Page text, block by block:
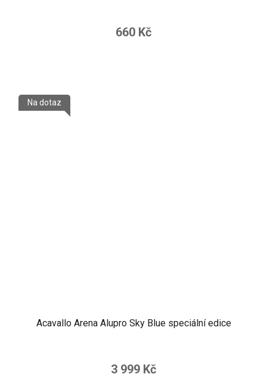
660 Kč
Acavallo Arena Alupro Sky Blue speciální edice
Na dotaz
3 999 Kč